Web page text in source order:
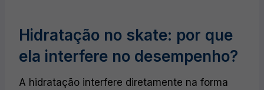
Hidratação no skate: por que
ela interfere no desempenho?
A hidratação interfere diretamente na forma